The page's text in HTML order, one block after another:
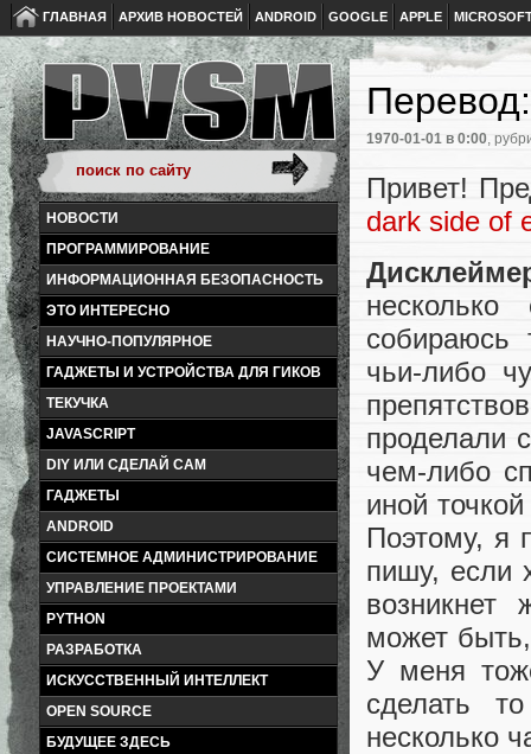
ГЛАВНАЯ АРХИВ НОВОСТЕЙ ANDROID GOOGLE APPLE
НОВОСТИ
ПРОГРАММИРОВАНИЕ
ИНФОРМАЦИОННАЯ БЕЗОПАСНОСТЬ
ЭТО ИНТЕРЕСНО
НАУЧНО-ПОПУЛЯРНОЕ
ГАДЖЕТЫ И УСТРОЙСТВА ДЛЯ ГИКОВ
ТЕКУЧКА
JAVASCRIPT
DIY ИЛИ СДЕЛАЙ САМ
ГАДЖЕТЫ
ANDROID
СИСТЕМНОЕ АДМИНИСТРИРОВАНИЕ
УПРАВЛЕНИЕ ПРОЕКТАМИ
PYTHON
РАЗРАБОТКА
ИСКУССТВЕННЫЙ ИНТЕЛЛЕКТ
OPEN SOURCE
БУДУЩЕЕ ЗДЕСЬ
1970-01-01 в 0:00,
Привет!
dark side of
собираюсь
чьи-либо
проделали
чем-либо
иной
Поэтому, я
пишу, если
возникнет
может
У меня
сделать
несколько